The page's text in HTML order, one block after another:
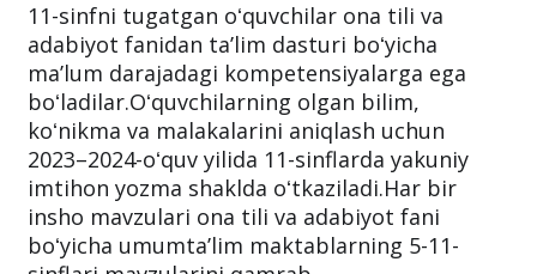
11-sinfni tugatgan oʻquvchilar ona tili va
adabiyot fanidan taʼlim dasturi boʻyicha
maʼlum darajadagi kompetensiyalarga ega
boʻladilar.Oʻquvchilarning olgan bilim,
koʻnikma va malakalarini aniqlash uchun
2023–2024-oʻquv yilida 11-sinflarda yakuniy
imtihon yozma shaklda oʻtkaziladi.Har bir
insho mavzulari ona tili va adabiyot fani
boʻyicha umumtaʼlim maktablarning 5-11-